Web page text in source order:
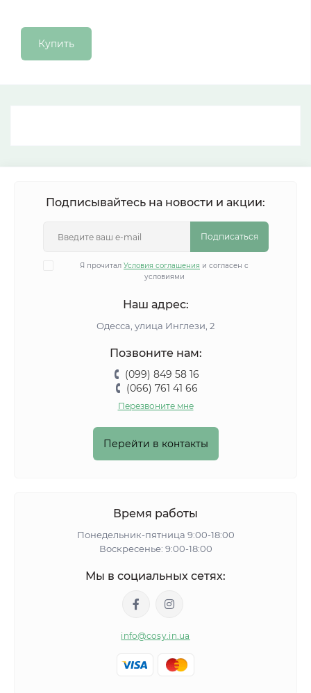
Купить
Подписывайтесь на новости и акции:
Подписаться
Я прочитал Условия соглашения и согласен с
условиями
Наш адрес:
Одесса, улица Инглези, 2
Позвоните нам:
(099) 849 58 16
(066) 761 41 66
Перезвоните мне
Перейти в контакты
Время работы
Понедельник-пятница 9:00-18:00
Воскресенье: 9:00-18:00
Мы в социальных сетях:
info@cosy.in.ua